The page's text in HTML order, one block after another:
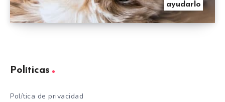
ayudarlo
Políticas
Política de privacidad